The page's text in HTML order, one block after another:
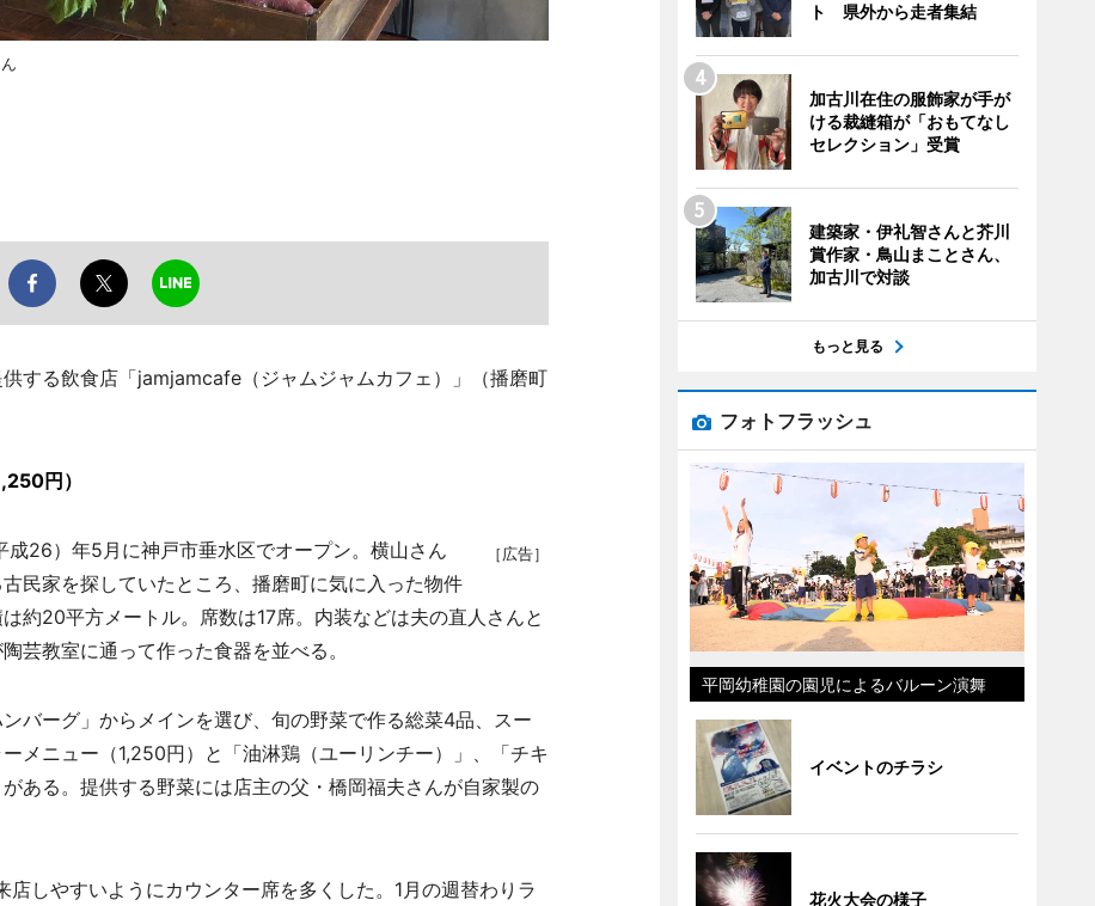
する飲食店「jamjamcafe（ジャムジャムカフェ）」（播磨町
円）
［広告］
26）年5月に神戸市垂水区でオープン。横山さん
民家を探していたところ、播磨町に気に入った物件
約20平方メートル。席数は17席。内装などは夫の直人さんと
芸教室に通って作った食器を並べる。
バーグ」からメインを選び、旬の野菜で作る総菜4品、スー
メニュー（1,250円）と「油淋鶏（ユーリンチー）」、「チキ
ある。提供する野菜には店主の父・橋岡福夫さんが自家製の
しやすいようにカウンター席を多くした。1月の週替わりラ
ト 県外から走者集結
加古川在住の服飾家が手が
ける裁縫箱が「おもてなし
セレクション」受賞
建築家・伊礼智さんと芥川
賞作家・鳥山まことさん、
加古川で対談
もっと見る
フォトフラッシュ
平岡幼稚園の園児によるバルーン演舞
イベントのチラシ
花火大会の様子